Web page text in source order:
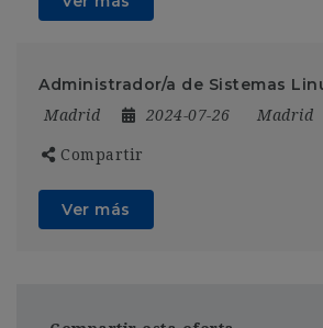
Administrador/a de Sistemas
Madrid 2024-07-26 Madrid
Compartir
Ver más